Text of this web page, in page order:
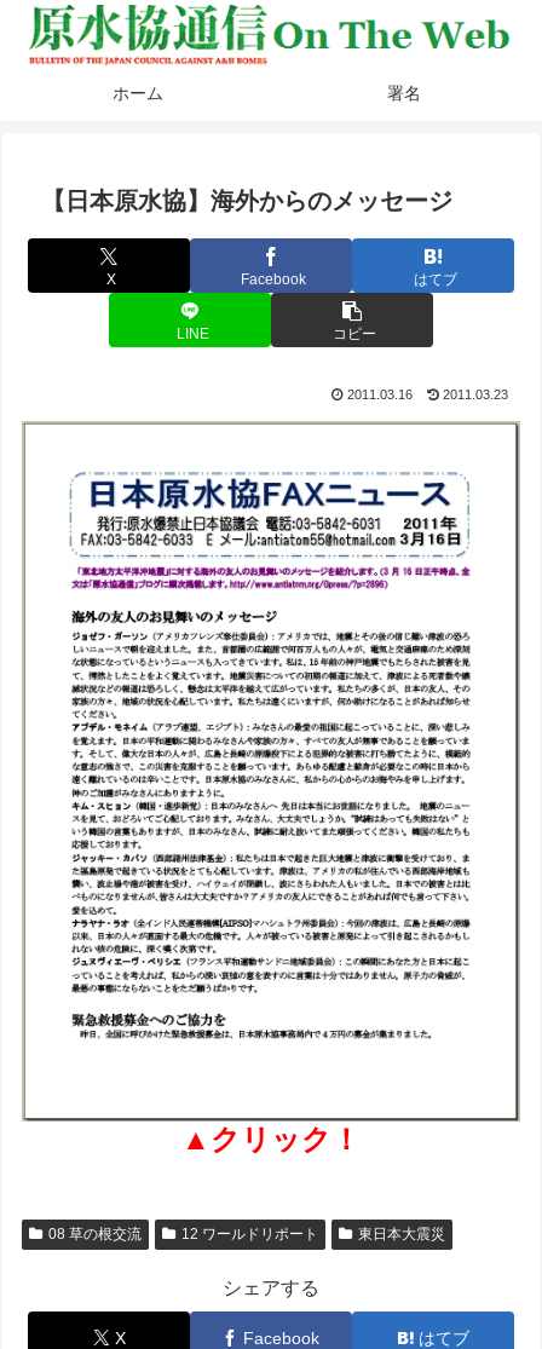
ホーム 署名
【日本原水協】海外からのメッセージ
X Facebook はてブ
LINE コピー
2011.03.16 2011.03.23
▲クリック！
08 草の根交流 12 ワールドリポート 東日本大震災
シェアする
X Facebook はてブ